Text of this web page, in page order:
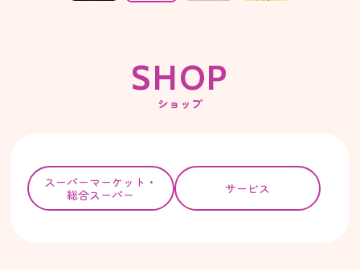
SHOP
ショップ
スーパーマーケット・
総合スーパー
サービス